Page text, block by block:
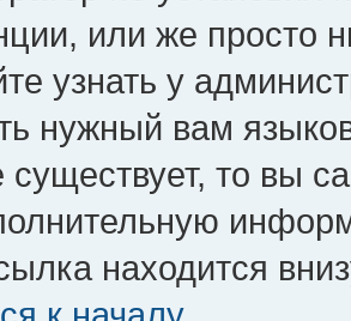
или же просто
узнать у
нужный вам
существует, то вы
находится